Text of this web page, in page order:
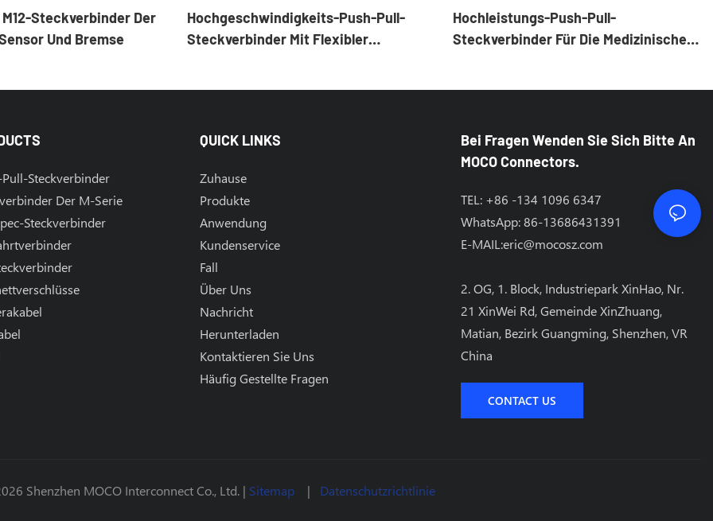
Steckverbinder Der
Und Bremse
Hochgeschwindigkeits-Push-Pull-
Steckverbinder Mit Flexibler
Hochleistungs-Push-Pull-
Steckverbinder Für Die Medizinische
Pull-Steckverbinder
Der M-Serie
Steckverbinder
QUICK LINKS
Zuhause
Produkte
Anwendung
Kundenservice
Fall
Über Uns
Nachricht
Herunterladen
Kontaktieren Sie Uns
Häufig Gestellte Fragen
Bei Fragen Wenden Sie Sich Bitte An
MOCO Connectors.
TEL: +86 -134 1096 6347
WhatsApp: 86-13686431391
E-MAIL:eric@mocosz.com
2. OG, 1. Block, Industriepark XinHao, Nr.
21 XinWei Rd, Gemeinde XinZhuang,
Matian, Bezirk Guangming, Shenzhen, VR
China
CONTACT US
Shenzhen MOCO Interconnect Co., Ltd. | Sitemap | Datenschutzrichtlinie